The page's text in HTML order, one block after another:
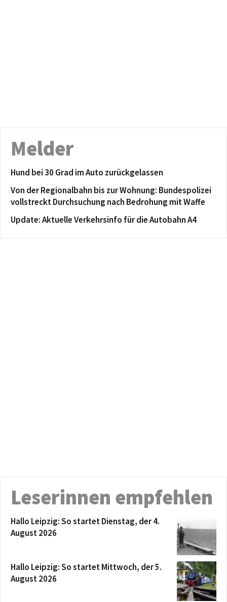
Melder
Hund bei 30 Grad im Auto zurückgelassen
Von der Regionalbahn bis zur Wohnung: Bundespolizei
vollstreckt Durchsuchung nach Bedrohung mit Waffe
Update: Aktuelle Verkehrsinfo für die Autobahn A4
Leserinnen empfehlen
Hallo Leipzig: So startet Dienstag, der 4.
August 2026
Hallo Leipzig: So startet Mittwoch, der 5.
August 2026